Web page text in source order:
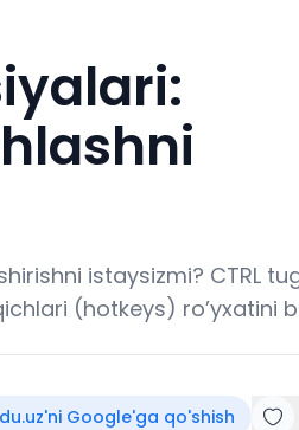
istaysizmi? CTRL
(hotkeys) ro’yxatini
Google'ga qo'shish